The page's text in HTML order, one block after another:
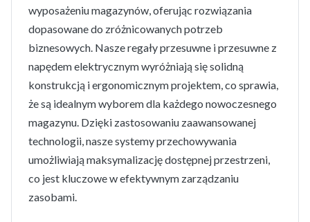
wyposażeniu magazynów, oferując rozwiązania
dopasowane do zróżnicowanych potrzeb
biznesowych. Nasze regały przesuwne i przesuwne z
napędem elektrycznym wyróżniają się solidną
konstrukcją i ergonomicznym projektem, co sprawia,
że są idealnym wyborem dla każdego nowoczesnego
magazynu. Dzięki zastosowaniu zaawansowanej
technologii, nasze systemy przechowywania
umożliwiają maksymalizację dostępnej przestrzeni,
co jest kluczowe w efektywnym zarządzaniu
zasobami.